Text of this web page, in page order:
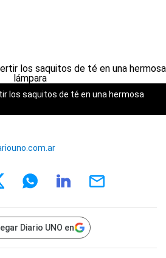
los saquitos de té en una hermosa
Diario UNO en